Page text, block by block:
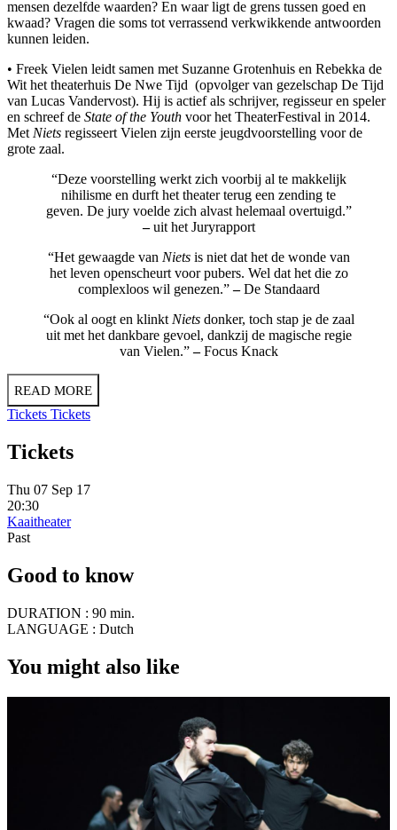
mensen dezelfde waarden? En waar ligt de grens tussen goed en
kwaad? Vragen die soms tot verrassend verkwikkende antwoorden
kunnen leiden.
• Freek Vielen leidt samen met Suzanne Grotenhuis en Rebekka de
Wit het theaterhuis De Nwe Tijd (opvolger van gezelschap De Tijd
van Lucas Vandervost). Hij is actief als schrijver, regisseur en speler
en schreef de State of the Youth voor het TheaterFestival in 2014.
Met Niets regisseert Vielen zijn eerste jeugdvoorstelling voor de
grote zaal.
“Deze voorstelling werkt zich voorbij al te makkelijk
nihilisme en durft het theater terug een zending te
geven. De jury voelde zich alvast helemaal overtuigd.”
–uit het Juryrapport
“Het gewaagde van Nietsis niet dat het de wonde van
het leven openscheurt voor pubers. Wel dat het die zo
complexloos wil genezen.”–De Standaard
“Ook al oogt en klinkt Nietsdonker, toch stap je de zaal
uit met het dankbare gevoel, dankzij de magische regie
van Vielen.”–Focus Knack
READ MORE
Tickets Tickets
Tickets
Thu 07 Sep 17
20:30
Kaaitheater
Past
Good to know
DURATION : 90 min.
LANGUAGE : Dutch
You might also like